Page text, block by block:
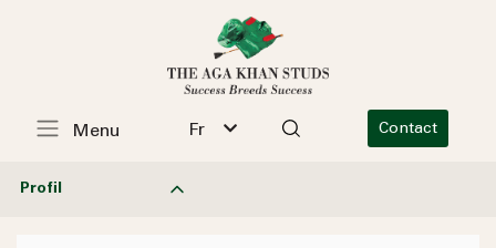
Fr Contact
Menu
Profil